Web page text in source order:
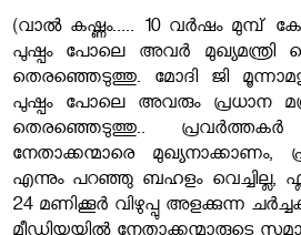
(വാൽ കഷ്ണം..... 10 വർഷം മുമ്പ്
പുഷ്പം പോലെ അവർ മുഖ്യമന്ത്രി
തെരഞ്ഞെടുത്തു. മോദി ജി
പുഷ്പം പോലെ അവരും പ്രധാന
തെരഞ്ഞെടുത്തു..
നേതാക്കന്മാരെ മുഖ്യനാക്കാണം,
എന്നും പറഞ്ഞു ബഹളം വെച്ചില്ല,
24 മണിക്കൂർ വിഴുപ്പു അളക്കുന്ന